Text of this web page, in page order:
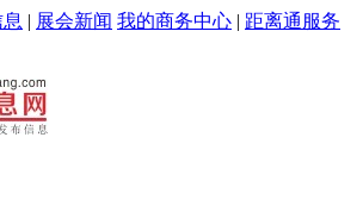
| 展会新闻 我的商务中心 | 距离通服务